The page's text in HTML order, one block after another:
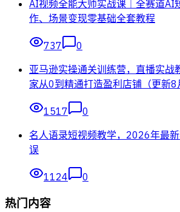
AI视频全能大师实战课｜全赛道AI
作、场景变现零基础全套教程
737
0
亚马逊实操通关训练营，直播实战
家从0到精通打造盈利店铺（更新8
1517
0
名人语录短视频教学，2026年最
误
1124 0
热门内容